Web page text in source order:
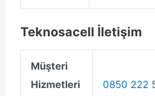
Teknosacell İletişim
Müşteri
Hizmetleri
0850 222